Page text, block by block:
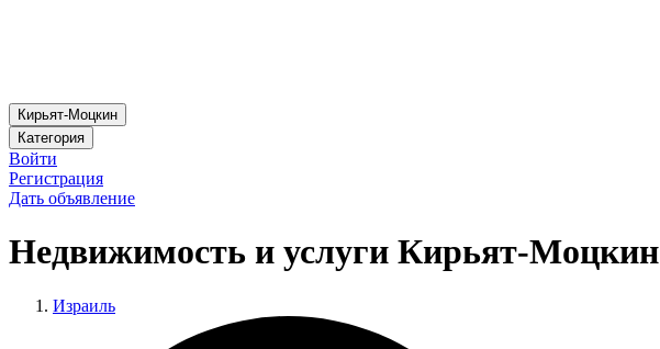
Кирьят-Моцкин
Категория
Войти
Регистрация
Дать объявление
Недвижимость и услуги Кирьят-Моцкин
Израиль